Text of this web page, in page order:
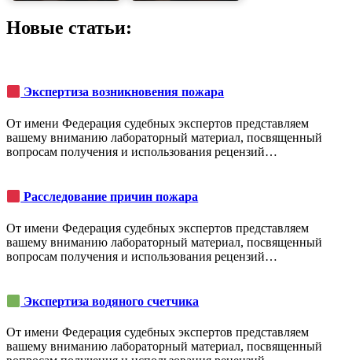
Новые статьи:
Экспертиза возникновения пожара
От имени Федерация судебных экспертов представляем
вашему вниманию лабораторный материал, посвященный
вопросам получения и использования рецензий…
Расследование причин пожара
От имени Федерация судебных экспертов представляем
вашему вниманию лабораторный материал, посвященный
вопросам получения и использования рецензий…
Экспертиза водяного счетчика
От имени Федерация судебных экспертов представляем
вашему вниманию лабораторный материал, посвященный